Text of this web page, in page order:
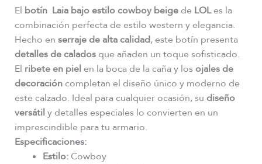
El botín Laia bajo estilo cowboy beigede LOLes la
combinación perfecta de estilo western y elegancia.
Hecho en serraje de alta calidad, este botín presenta
detalles de caladosque añaden un toque sofisticado.
El ribete en pielen la boca de la caña y los ojales de
decoracióncompletan el diseño único y moderno de
este calzado. Ideal para cualquier ocasión, su diseño
versátily detalles especiales lo convierten en un
imprescindible para tu armario.
Especificaciones:
Estilo:Cowboy